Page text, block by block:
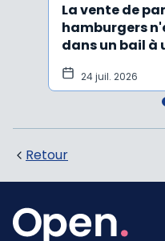
La vente de
hamburgers
dans un bail à
pâtes, salades
24 juil. 2026
Retour